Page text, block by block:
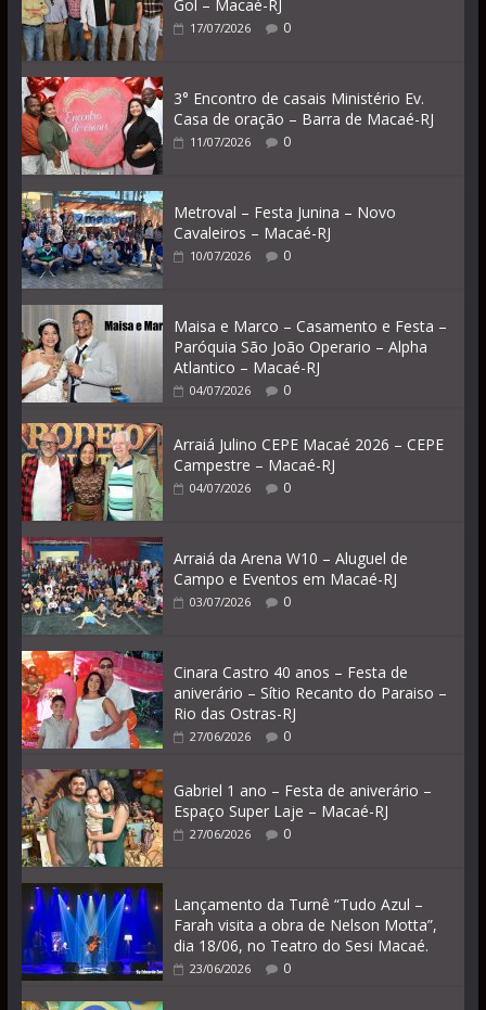
Gol – Macaé-RJ
17/07/2026 0
3° Encontro de casais Ministério Ev.
Casa de oração – Barra de Macaé-RJ
11/07/2026 0
Metroval – Festa Junina – Novo
Cavaleiros – Macaé-RJ
10/07/2026 0
Maisa e Marco – Casamento e Festa –
Paróquia São João Operario – Alpha
Atlantico – Macaé-RJ
04/07/2026 0
Arraiá Julino CEPE Macaé 2026 – CEPE
Campestre – Macaé-RJ
04/07/2026 0
Arraiá da Arena W10 – Aluguel de
Campo e Eventos em Macaé-RJ
03/07/2026 0
Cinara Castro 40 anos – Festa de
aniverário – Sítio Recanto do Paraiso –
Rio das Ostras-RJ
27/06/2026 0
Gabriel 1 ano – Festa de aniverário –
Espaço Super Laje – Macaé-RJ
27/06/2026 0
Lançamento da Turnê “Tudo Azul –
Farah visita a obra de Nelson Motta”,
dia 18/06, no Teatro do Sesi Macaé.
23/06/2026 0